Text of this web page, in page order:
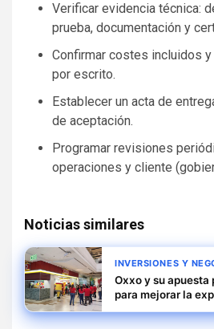
Verificar evidencia técnica:
prueba, documentación y
Confirmar costes incluidos
por escrito.
Establecer un acta de
de aceptación.
Programar revisiones
operaciones y cliente
Noticias similares
INVERSIONES Y
Oxxo y su apuesta
para mejorar la